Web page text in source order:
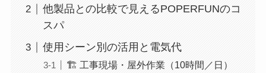
他製品との比較で見えるPOPERFUNのコ
スパ
使用シーン別の活用と電気代
🏗 工事現場・屋外作業（10時間／日）